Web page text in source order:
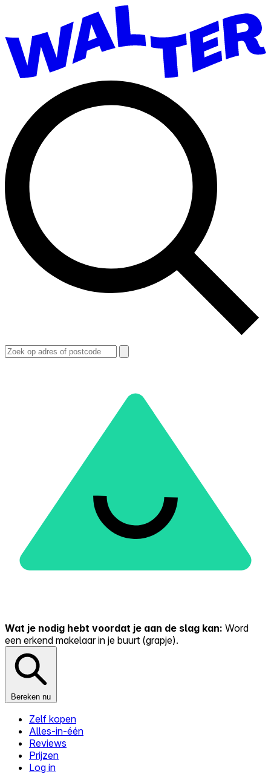
Wat je nodig hebt voordat je aan de slag kan: Word
een erkend makelaar in je buurt (grapje).
Bereken nu
Zelf kopen
Alles-in-één
Reviews
Prijzen
Log in